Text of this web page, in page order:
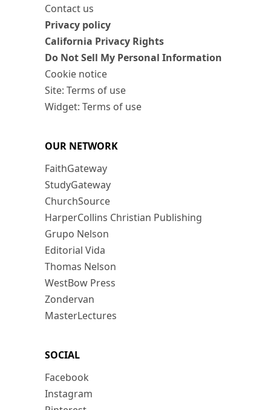
Contact us
Privacy policy
California Privacy Rights
Do Not Sell My Personal Information
Cookie notice
Site: Terms of use
Widget: Terms of use
OUR NETWORK
FaithGateway
StudyGateway
ChurchSource
HarperCollins Christian Publishing
Grupo Nelson
Editorial Vida
Thomas Nelson
WestBow Press
Zondervan
MasterLectures
SOCIAL
Facebook
Instagram